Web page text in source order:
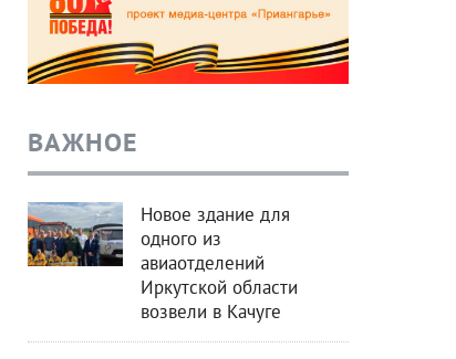
ВАЖНОЕ
Новое здание для
одного из
авиаотделений
Иркутской области
возвели в Качуге